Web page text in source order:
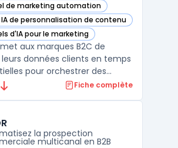
de marketing automation
dans cette catégorie
de personnalisation de contenu
dans cette catégorie
d'IA pour le marketing
dans cette catégorie
aux marques B2C de
données clients en temps
pour orchestrer des
multicanales. Les directions
issues du web, du mobile et
e-comm ...
Fiche complète
la prospection
multicanal en B2B